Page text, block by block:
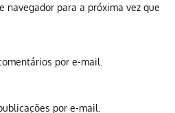
navegador para a próxima vez que
por e-mail.
por e-mail.